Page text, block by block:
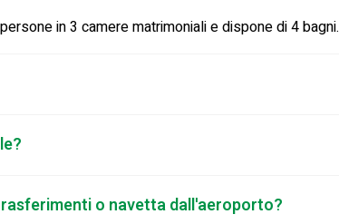
in 3 camere matrimoniali e dispone di 4 bagni.
o navetta dall'aeroporto?